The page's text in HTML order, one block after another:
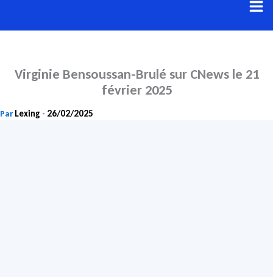
au
Virginie Bensoussan-Brulé sur CNews le 21
février 2025
Par Lexing - 26/02/2025